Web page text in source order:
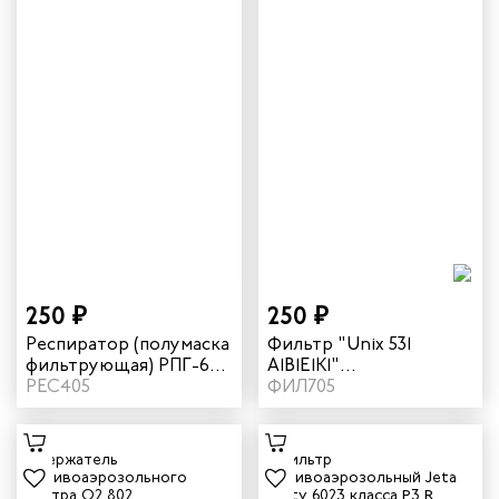
250 ₽
Респиратор (полумаска
фильтрующая) РПГ-67
с фильтром А1
РЕС405
250 ₽
Фильтр "Unix 531
А1В1Е1К1"
противогазовый
ФИЛ705